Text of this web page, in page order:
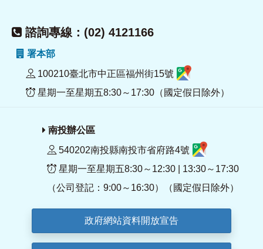
諮詢專線：(02) 4121166
署本部
100210臺北市中正區福州街15號
星期一至星期五8:30～17:30（國定假日除外）
南投辦公區
540202南投縣南投市省府路4號
星期一至星期五8:30～12:30 | 13:30～17:30
（公司登記：9:00～16:30）（國定假日除外）
政府網站資料開放宣告